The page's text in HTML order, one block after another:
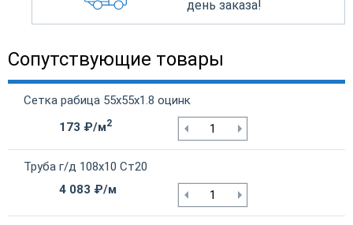
день заказа!
Сопутствующие товары
Сетка рабица 55х55х1.8 оцинк
173 ₽/м2
Труба г/д 108х10 Ст20
4 083 ₽/м